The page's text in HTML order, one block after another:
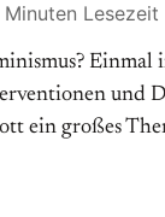
Minuten Lesezeit
und
ein großes